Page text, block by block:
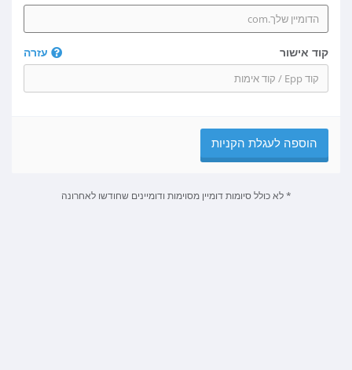
קוד אישור עזרה
הוספה לעגלת הקניות
* לא כולל סיומות דומיין מסוימות ודומיינים שחודשו לאחרונה